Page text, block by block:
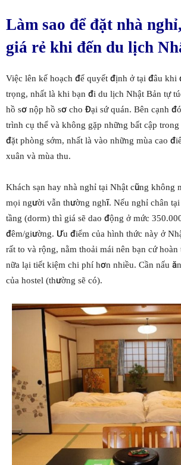
Làm sao để đặt nhà
giá rẻ khi đến du lịch
Việc lên kế hoạch để quyết định ở tại đâu khi
trọng, nhất là khi bạn đi du lịch Nhật Bản tự
hồ sơ nộp hồ sơ cho Đại sứ quán. Bên cạnh
trình cụ thể và không gặp những bất cập
đặt phòng sớm, nhất là vào những mùa cao
xuân và mùa thu.
Khách sạn hay nhà nghỉ tại Nhật cũng không
mọi người vẫn thường nghĩ. Nếu nghỉ chân
tầng (dorm) thì giá sẽ dao động ở mức
đêm/giường. Ưu điểm của hình thức này ở
rất to và rộng, nằm thoải mái nên bạn cứ
nữa lại tiết kiệm chi phí hơn nhiều. Cần nấu
của hostel (thường sẽ có).